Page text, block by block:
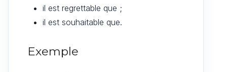
il est regrettable que ;
il est souhaitable que.
Exemple